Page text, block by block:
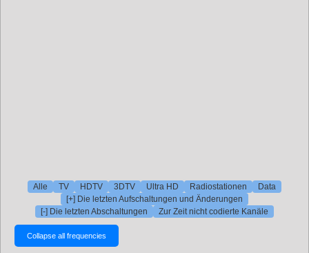
Alle TV HDTV 3DTV Ultra HD Radiostationen
Data
[+] Die letzten Aufschaltungen und Änderungen
[-] Die letzten Abschaltungen
Zur Zeit nicht codierte Kanäle